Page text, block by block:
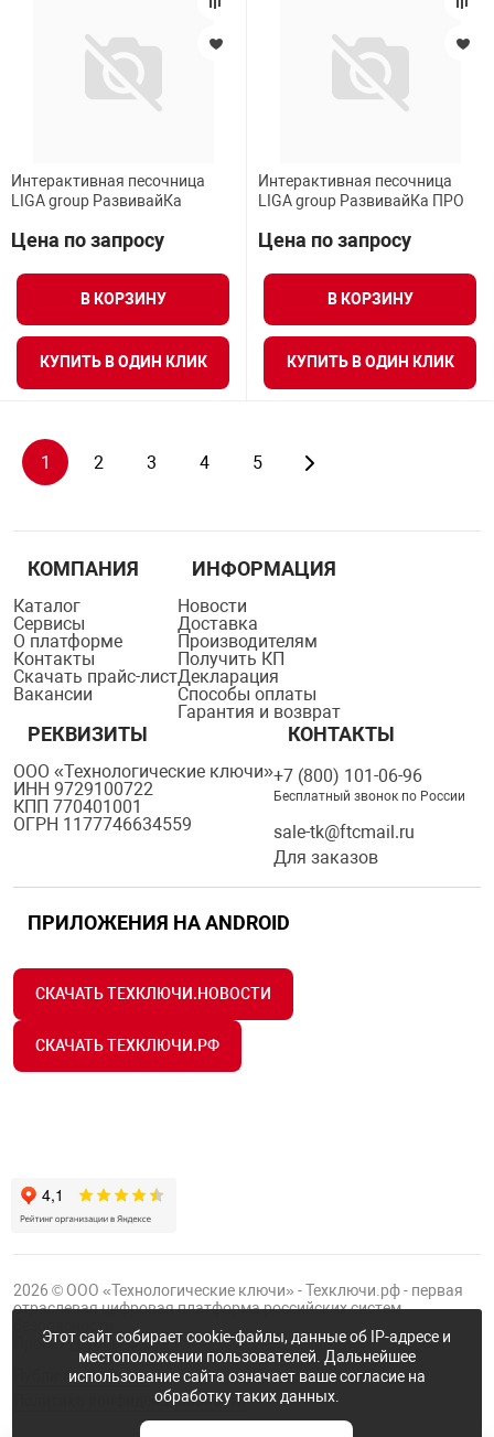
Интерактивная песочница
LIGA group РазвивайКа
Цена по запросу
В КОРЗИНУ
КУПИТЬ В ОДИН КЛИК
Интерактивная песочница
LIGA group РазвивайКа ПРО
Цена по запросу
В КОРЗИНУ
КУПИТЬ В ОДИН КЛИК
1 2 3 4 5
КОМПАНИЯ
Каталог
Сервисы
О платформе
Контакты
Скачать прайс-лист
Вакансии
ИНФОРМАЦИЯ
Новости
Доставка
Производителям
Получить КП
Декларация
Способы оплаты
Гарантия и возврат
РЕКВИЗИТЫ
ООО «Технологические ключи»
ИНН 9729100722
КПП 770401001
ОГРН 1177746634559
КОНТАКТЫ
+7 (800) 101-06-96
Бесплатный звонок по России
sale-tk@ftcmail.ru
Для заказов
ПРИЛОЖЕНИЯ НА ANDROID
СКАЧАТЬ ТЕХКЛЮЧИ.НОВОСТИ
СКАЧАТЬ ТЕХКЛЮЧИ.РФ
2026 © ООО «Технологические ключи» - Техключи.рф - первая
отраслевая цифровая платформа российских систем
ПроектГруппы ФТК
Публичная оферта
Политика конфиденциальности
Этот сайт собирает cookie-файлы, данные об IP-адресе и
местоположении пользователей. Дальнейшее
использование сайта означает ваше согласие на
обработку таких данных.